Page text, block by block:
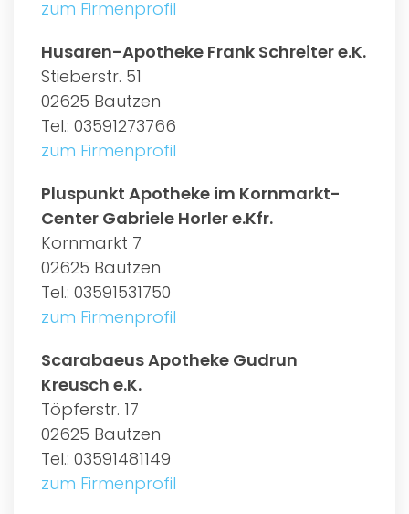
zum Firmenprofil
Husaren-Apotheke Frank Schreiter e.K.
Stieberstr. 51
02625 Bautzen
Tel.: 03591273766
zum Firmenprofil
Pluspunkt Apotheke im Kornmarkt-
Center Gabriele Horler e.Kfr.
Kornmarkt 7
02625 Bautzen
Tel.: 03591531750
zum Firmenprofil
Scarabaeus Apotheke Gudrun
Kreusch e.K.
Töpferstr. 17
02625 Bautzen
Tel.: 03591481149
zum Firmenprofil